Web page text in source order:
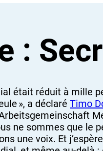
:
était réduit à mille
», a déclaré Timo
ne sommes que
une voix. Et